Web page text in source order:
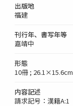
出版地
福建
刊行年、書写年等
嘉靖中
形態
10冊 ; 26.1×15.6cm
内容記述
請求記号：漢籍A:1